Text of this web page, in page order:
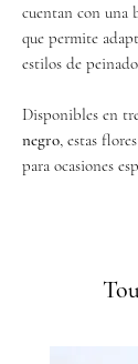
cuentan con una
que permite
estilos de
Disponibles en
negro, estas
para ocasiones
cabello, ya sea